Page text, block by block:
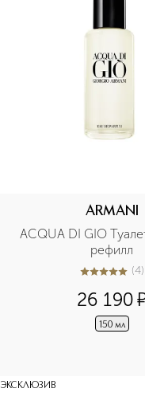
ARMANI
ACQUA DI GIO
рефилл
5из 54 (4)
26 190
150 мл
ЭКСКЛЮЗИВ